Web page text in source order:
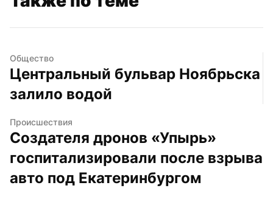
Общество
Центральный бульвар Ноябрьска
залило водой
Происшествия
Создателя дронов «Упырь»
госпитализировали после взрыва
авто под Екатеринбургом